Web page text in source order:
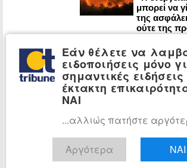
μπορεί να
της
ούτε της
ΚΟΣΜΟΣ:
στον
χτυπήσετε,
αέρα την
Κόλπου»
Χέγκσεθ για
πυραύλων
τα
Εάν θέλετε να
ειδοποιήσεις μόνο
σημαντικές ειδήσεις
έκτακτη
ΝΑΙ
...αλλιώς πατήστε
Αργότερα ΝΑΙ